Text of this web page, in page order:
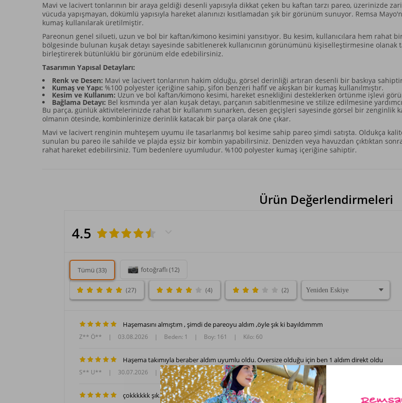
Mavi ve lacivert tonlarının bir araya geldiği desenli yapısıyla dikkat çeken bu kaftan tarzı pareo, üzerinizde
vücuda yapışmayan, dökümlü yapısıyla hareket alanınızı kısıtlamadan şık bir görünüm sunuyor. Remsa
kumaş kullanılarak üretilmiştir.
Pareonun genel silueti, uzun ve bol bir kaftan/kimono kesimini yansıtıyor. Bu kesim, kullanıcılara hem rahat
bölgesinde bulunan kuşak detayı sayesinde sabitlenerek kullanıcının görünümünü kişiselleştirmesine olanak
birleştirerek bütünlüklü bir görünüm elde edebilirsiniz.
Tasarımın Yapısal Detayları:
Renk ve Desen: Mavi ve lacivert tonlarının hakim olduğu, görsel derinliği artıran desenli bir baskıya
Kumaş ve Yapı: %100 polyester içeriğine sahip, şifon benzeri hafif ve akışkan bir kumaş kullanılmıştır.
Kesim ve Kullanım: Uzun ve bol kaftan/kimono kesimi, hareket esnekliğini desteklerken örtünme işlevi
Bağlama Detayı: Bel kısmında yer alan kuşak detayı, parçanın sabitlenmesine ve stilize edilmesine
Bu parça, günlük aktivitelerinizde rahat bir kullanım sunarken, desen geçişleri sayesinde görsel bir zenginlik
olmanın ötesinde, kombinlerinize derinlik katacak bir parça olarak öne çıkar.
Mavi ve lacivert renginin muhteşem uyumu ile tasarlanmış bol kesime sahip pareo şimdi satışta. Oldukça
sunulan bu pareo ile sahilde ve plajda eşsiz bir kombin yapabilirsiniz. Denizden veya havuzdan çıktıktan
rahat hareket edebilirsiniz. Tüm bedenlere uyumludur. %100 polyester kumaş içeriğine sahiptir.
Ürün Değerlendirmeleri
4.5
Tümü (33) fotoğraflı (12)
(27) (4) (2)
Haşemasını almıştım , şimdi de pareoyu aldım ,öyle şık ki bayıldımmm
Z** Ö** | 03.08.2026 | Beden: 1 | Boy: 161 | Kilo: 60
Haşema takımıyla beraber aldım uyumlu oldu. Oversize olduğu için ben 1 aldım direkt oldu
S** U** | 30.07.2026 | Beden: 1 | Boy: 170 | Kilo: 68
çokkkkkk şık. ama aldığım tesettür mayo ile hiç uymadı. maalesef iade🥲